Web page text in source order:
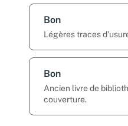
Bon
Légères traces
Bon
Ancien livre de
couverture.